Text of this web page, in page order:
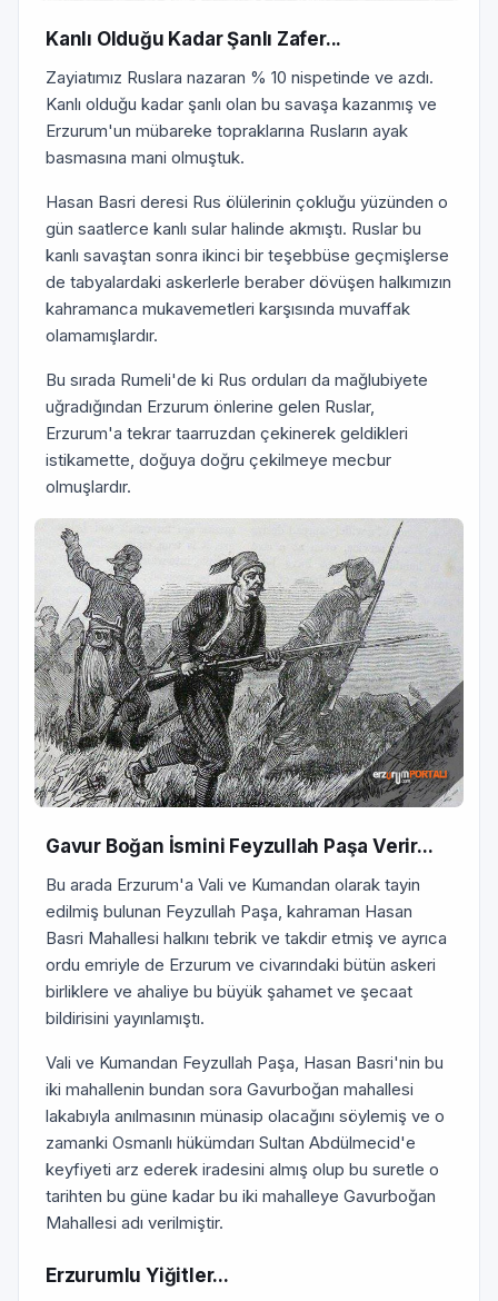
Kanlı Olduğu Kadar Şanlı Zafer...
Zayiatımız Ruslara nazaran % 10 nispetinde ve azdı.
Kanlı olduğu kadar şanlı olan bu savaşa kazanmış ve
Erzurum'un mübareke topraklarına Rusların ayak
basmasına mani olmuştuk.
Hasan Basri deresi Rus ölülerinin çokluğu yüzünden o
gün saatlerce kanlı sular halinde akmıştı. Ruslar bu
kanlı savaştan sonra ikinci bir teşebbüse geçmişlerse
de tabyalardaki askerlerle beraber dövüşen halkımızın
kahramanca mukavemetleri karşısında muvaffak
olamamışlardır.
Bu sırada Rumeli'de ki Rus orduları da mağlubiyete
uğradığından Erzurum önlerine gelen Ruslar,
Erzurum'a tekrar taarruzdan çekinerek geldikleri
istikamette, doğuya doğru çekilmeye mecbur
olmuşlardır.
Gavur Boğan İsmini Feyzullah Paşa Verir...
Bu arada Erzurum'a Vali ve Kumandan olarak tayin
edilmiş bulunan Feyzullah Paşa, kahraman Hasan
Basri Mahallesi halkını tebrik ve takdir etmiş ve ayrıca
ordu emriyle de Erzurum ve civarındaki bütün askeri
birliklere ve ahaliye bu büyük şahamet ve şecaat
bildirisini yayınlamıştı.
Vali ve Kumandan Feyzullah Paşa, Hasan Basri'nin bu
iki mahallenin bundan sora Gavurboğan mahallesi
lakabıyla anılmasının münasip olacağını söylemiş ve o
zamanki Osmanlı hükümdarı Sultan Abdülmecid'e
keyfiyeti arz ederek iradesini almış olup bu suretle o
tarihten bu güne kadar bu iki mahalleye Gavurboğan
Mahallesi adı verilmiştir.
Erzurumlu Yiğitler...